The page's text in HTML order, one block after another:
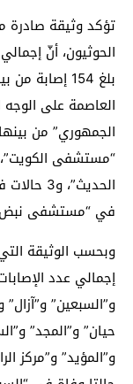
تؤكد وثيقة صادرة
الحوثيون، أنّ
في “مستشفى نبض
وبحسب الوثيقة
إجمالي عدد
و”السبعين” و”آزال”
حيان” و”المجد”